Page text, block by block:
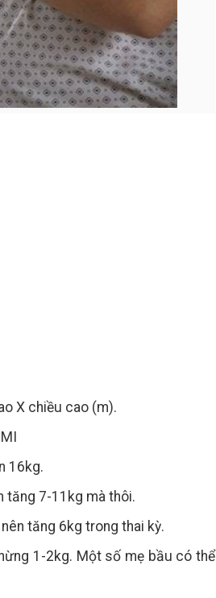
X chiều cao (m).
16kg.
tăng 7-11kg mà thôi.
tăng 6kg trong thai kỳ.
1-2kg. Một số mẹ bầu có thể